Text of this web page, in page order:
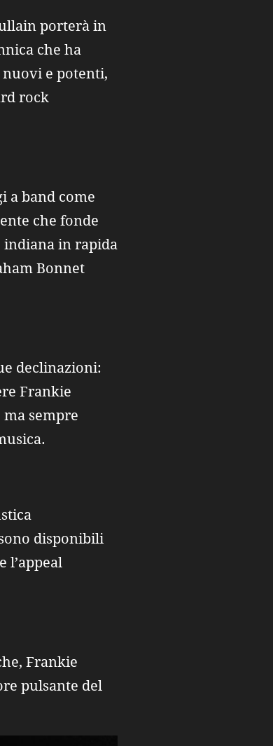
porterà in
che ha
nuovi e potenti,
rock
a band come
che fonde
indiana in rapida
Bonnet
declinazioni:
Frankie
sempre
disponibili
l’appeal
Frankie
pulsante del